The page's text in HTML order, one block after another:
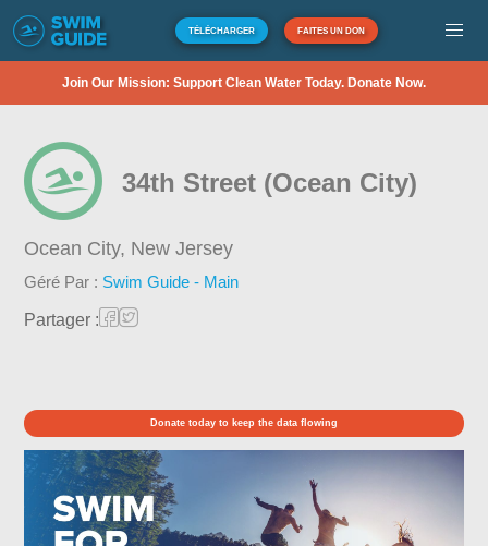
TÉLÉCHARGER FAITES UN DON
Join Our Mission: Support Clean Water Today. Donate Now.
34th Street (Ocean City)
Ocean City, New Jersey
Géré Par : Swim Guide - Main
Partager :
Donate today to keep the data flowing